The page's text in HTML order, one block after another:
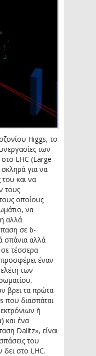
Higgs, το
των
LHC (Large
για να
του και να
τους
οποίους
να
αλλά
σε b-
σπάνια αλλά
τέσσερα
έναν
των
βρει τα πρώτα
που διασπάται
ή
και ένα
Dalitz», είναι
του
στο LHC.